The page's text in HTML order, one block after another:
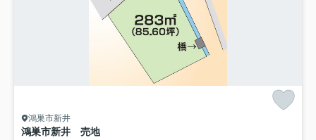
鴻巣市新井
鴻巣市新井 売地